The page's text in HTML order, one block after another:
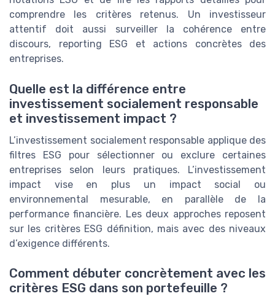
comprendre les critères retenus. Un investisseur
attentif doit aussi surveiller la cohérence entre
discours, reporting ESG et actions concrètes des
entreprises.
Quelle est la différence entre
investissement socialement responsable
et investissement impact ?
L’investissement socialement responsable applique des
filtres ESG pour sélectionner ou exclure certaines
entreprises selon leurs pratiques. L’investissement
impact vise en plus un impact social ou
environnemental mesurable, en parallèle de la
performance financière. Les deux approches reposent
sur les critères ESG définition, mais avec des niveaux
d’exigence différents.
Comment débuter concrètement avec les
critères ESG dans son portefeuille ?